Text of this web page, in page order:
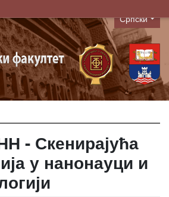
Language
Српски
- Скенирајућа
у нанонауци и